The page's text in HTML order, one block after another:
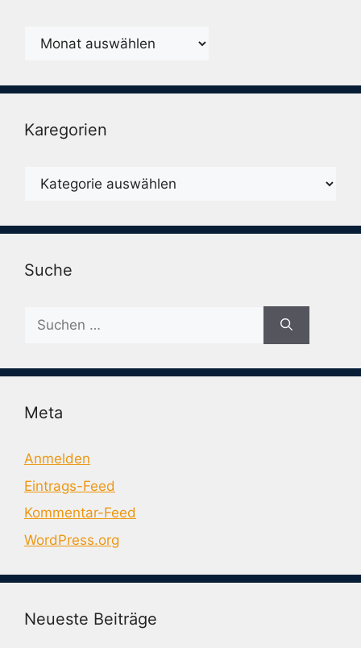
Monatsarchiv
Karegorien
Karegorien
Suche
Suche
nach:
Meta
Anmelden
Eintrags-Feed
Kommentar-Feed
WordPress.org
Neueste Beiträge